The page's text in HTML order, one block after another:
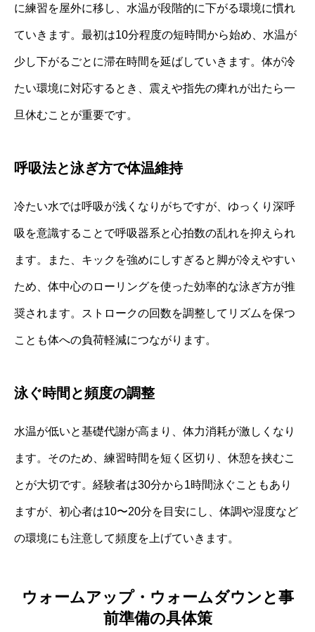
に練習を屋外に移し、水温が段階的に下がる環境に慣れ
ていきます。最初は10分程度の短時間から始め、水温が
少し下がるごとに滞在時間を延ばしていきます。体が冷
たい環境に対応するとき、震えや指先の痺れが出たら一
旦休むことが重要です。
呼吸法と泳ぎ方で体温維持
冷たい水では呼吸が浅くなりがちですが、ゆっくり深呼
吸を意識することで呼吸器系と心拍数の乱れを抑えられ
ます。また、キックを強めにしすぎると脚が冷えやすい
ため、体中心のローリングを使った効率的な泳ぎ方が推
奨されます。ストロークの回数を調整してリズムを保つ
ことも体への負荷軽減につながります。
泳ぐ時間と頻度の調整
水温が低いと基礎代謝が高まり、体力消耗が激しくなり
ます。そのため、練習時間を短く区切り、休憩を挟むこ
とが大切です。経験者は30分から1時間泳ぐこともあり
ますが、初心者は10〜20分を目安にし、体調や湿度など
の環境にも注意して頻度を上げていきます。
ウォームアップ・ウォームダウンと事
前準備の具体策